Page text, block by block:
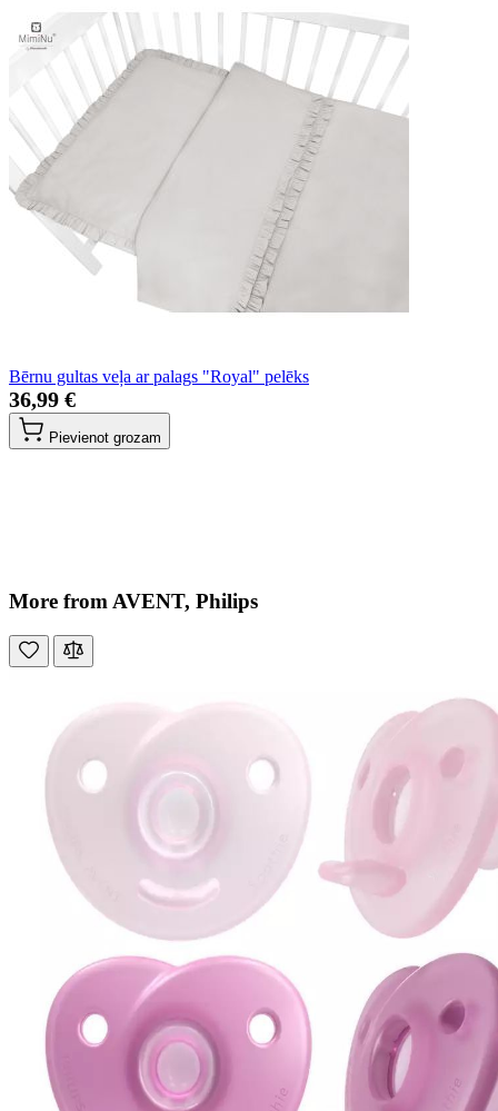
Bērnu gultas veļa ar palags "Royal" pelēks
36,99 €
Pievienot grozam
More from AVENT, Philips